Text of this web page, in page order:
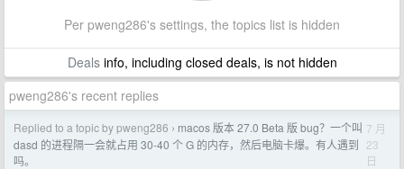
Per pweng286's settings, the topics list is hidden
Dealsinfo, including closed deals, is not hidden
pweng286's recent replies
Replied to a topic by pweng286 › macos 版本 27.0 Beta 版 bug？一个叫
dasd 的进程隔一会就占用 30-40 个 G 的内存，然后电脑卡爆。有人遇到
吗。
7 月
23
日